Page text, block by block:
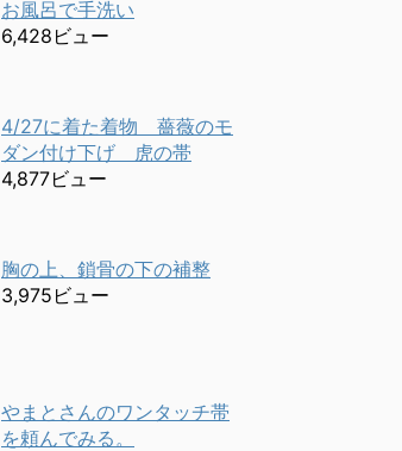
お風呂で手洗い
6,428ビュー
4/27に着た着物 薔薇のモ
ダン付け下げ 虎の帯
4,877ビュー
胸の上、鎖骨の下の補整
3,975ビュー
やまとさんのワンタッチ帯
を頼んでみる。